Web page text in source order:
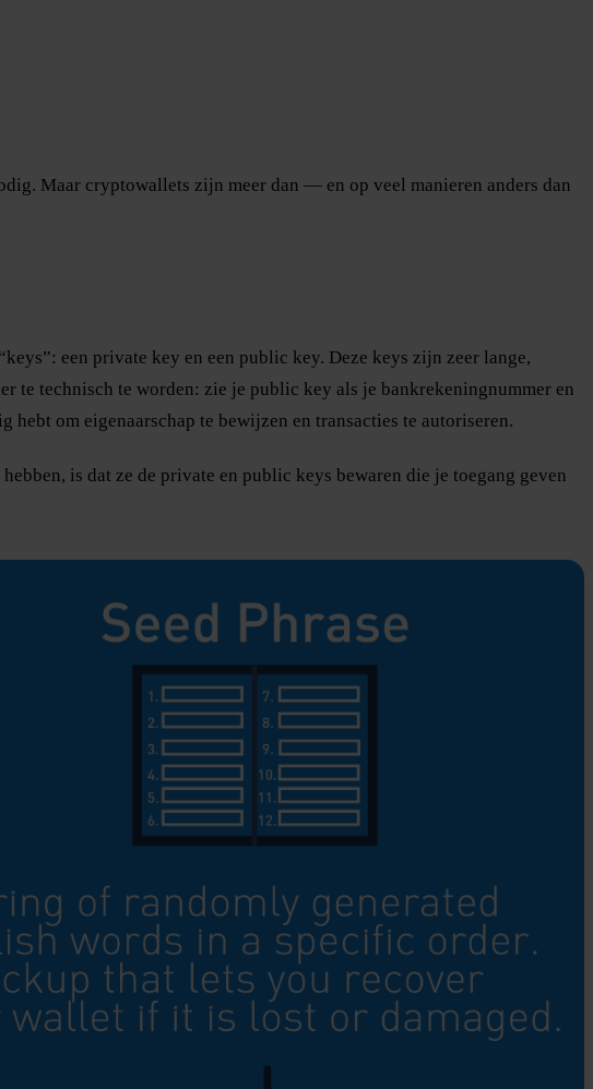
Maar cryptowallets zijn meer dan — en op veel manieren anders dan
een private key en een public key. Deze keys zijn zeer lange,
te technisch te worden: zie je public key als je bankrekeningnummer en
hebt om eigenaarschap te bewijzen en transacties te autoriseren.
is dat ze de private en public keys bewaren die je toegang geven